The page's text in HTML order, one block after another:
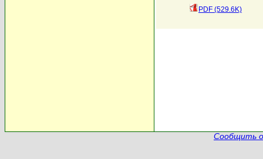
PDF (529.6K)
Сообщить о